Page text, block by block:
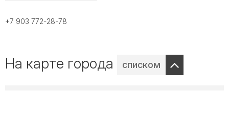
+7 903 772-28-78
На карте города списком